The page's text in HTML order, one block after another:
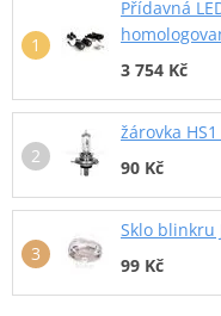
Přídavná
3 754 Kč
žárovka
90 Kč
Sklo blinkru
99 Kč